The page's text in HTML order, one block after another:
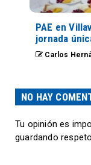
PAE en
jornada
Carlos
NO HAY
Tu opinión es
guardando